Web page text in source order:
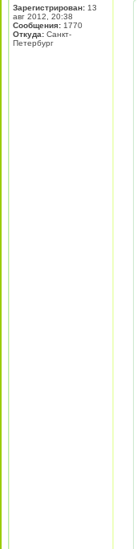
Зарегистрирован: 13
авг 2012, 20:38
Сообщения: 1770
Откуда: Санкт-
Петербург